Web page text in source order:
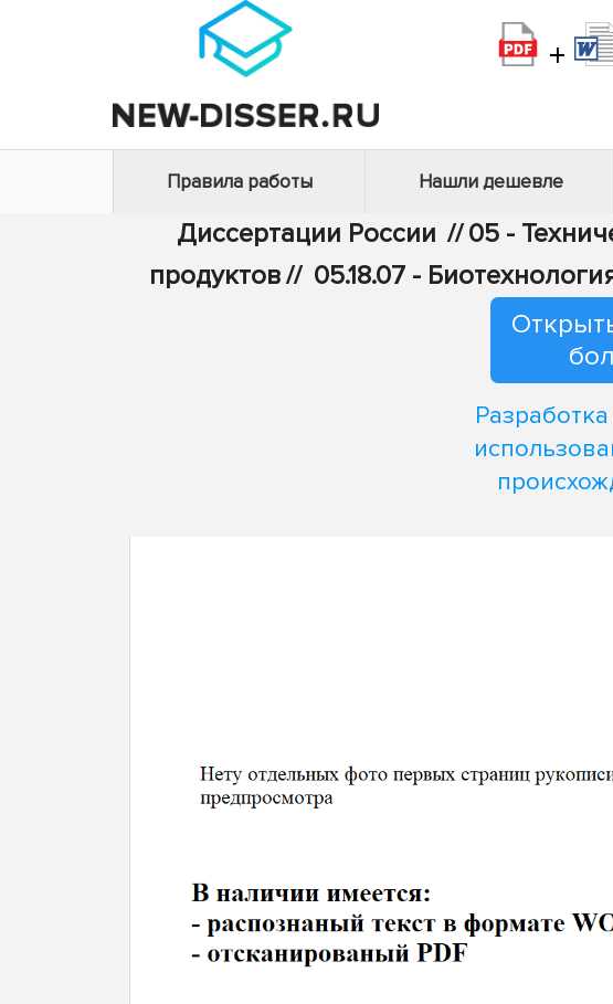
+
Правила работы Нашли дешевле
Диссертации России // 05 -
продуктов// 05.18.07 -